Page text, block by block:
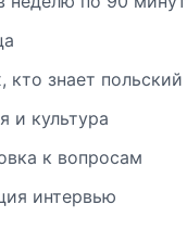
кто знает польский
и культура
к вопросам
интервью